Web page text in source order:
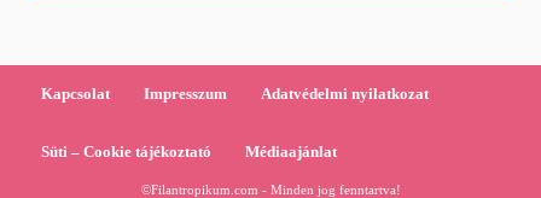
Kapcsolat Impresszum Adatvédelmi nyilatkozat
Süti – Cookie tájékoztató Médiaajánlat
©Filantropikum.com - Minden jog fenntartva!